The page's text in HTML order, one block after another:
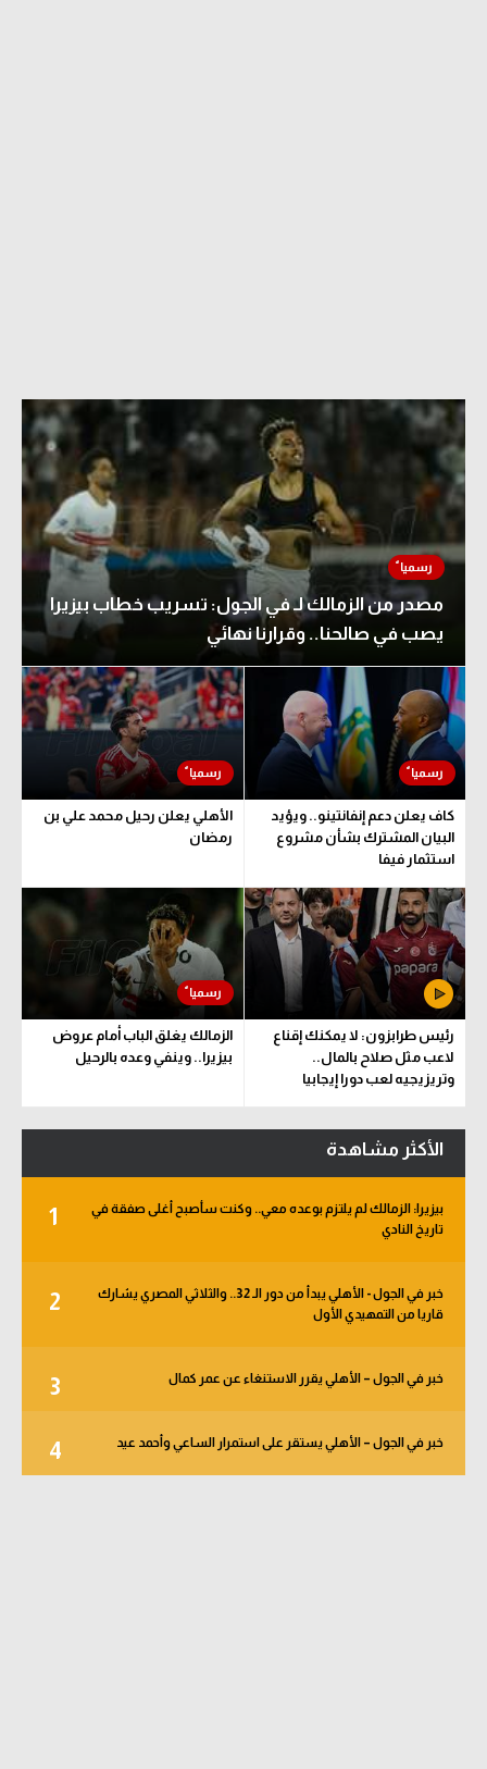
مصدر من الزمالك لـ في الجول: تسريب خطاب بيزيرا
يصب في صالحنا.. وقرارنا نهائي
كاف يعلن دعم إنفانتينو.. ويؤيد
البيان المشترك بشأن مشروع
استثمار فيفا
الأهلي يعلن رحيل محمد علي بن
رمضان
رئيس طرابزون: لا يمكنك إقناع
لاعب مثل صلاح بالمال..
وتريزيجيه لعب دورا إيجابيا
الزمالك يغلق الباب أمام عروض
بيزيرا.. وينفي وعده بالرحيل
الأكثر مشاهدة
1
بيزيرا: الزمالك لم يلتزم بوعده معي.. وكنت سأصبح أغلى صفقة في
تاريخ النادي
2
خبر في الجول - الأهلي يبدأ من دور الـ 32.. والثلاثي المصري يشارك
قاريا من التمهيدي الأول
3 خبر في الجول – الأهلي يقرر الاستنغاء عن عمر كمال
4 خبر في الجول – الأهلي يستقر على استمرار الساعي وأحمد عيد